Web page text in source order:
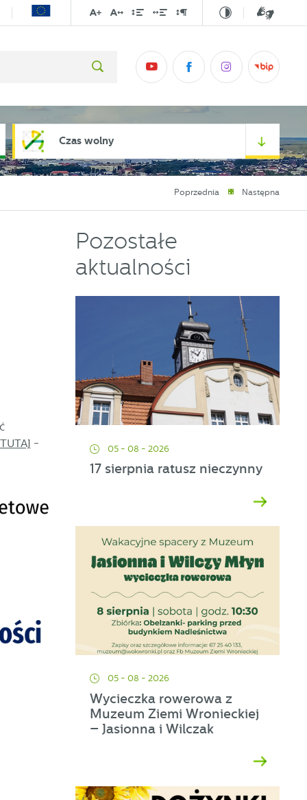
Czas wolny
Poprzednia Następna
TUTAJ -
Pozostałe
aktualności
05 - 08 - 2026
17 sierpnia ratusz nieczynny
05 - 08 - 2026
Wycieczka rowerowa z
Muzeum Ziemi Wronieckiej
– Jasionna i Wilczak